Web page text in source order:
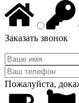
Заказать звонок
Пожалуйста,